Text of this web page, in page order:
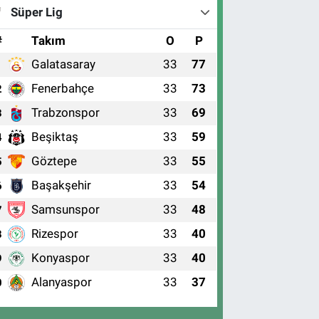
Süper Lig
Takım O P
Galatasaray 33 77
Fenerbahçe 33 73
Trabzonspor 33 69
Beşiktaş 33 59
Göztepe 33 55
Başakşehir 33 54
Samsunspor 33 48
Rizespor 33 40
Konyaspor 33 40
Alanyaspor 33 37